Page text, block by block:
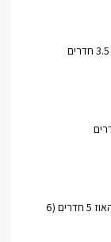
למכירה ברחוב נחל דן מיני פנטהאוז 5 חדרים (6